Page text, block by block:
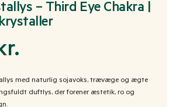
– Third Eye Chakra |
med naturlig sojavoks, trævæge og ægte
duftlys, der forener æstetik, ro og